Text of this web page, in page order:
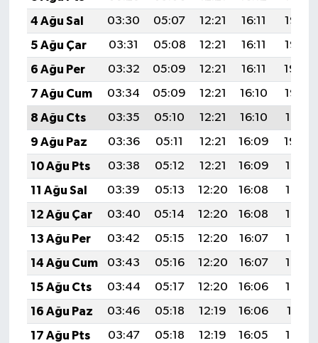
4 Ağu Sal
03:30 05:07 12:21 16:11
19:26
5 Ağu Çar
03:31 05:08 12:21 16:11
19:25
6 Ağu Per
03:32 05:09 12:21 16:11
19:24
7 Ağu Cum
03:34 05:09 12:21 16:10
19:22
8 Ağu Cts
03:35 05:10 12:21 16:10
19:21
9 Ağu Paz
03:36 05:11 12:21 16:09
19:20
10 Ağu Pts
03:38 05:12 12:21 16:09
19:19
11 Ağu Sal
03:39 05:13 12:20 16:08
19:18
12 Ağu Çar
03:40 05:14 12:20 16:08
19:17
13 Ağu Per
03:42 05:15 12:20 16:07
19:15
14 Ağu Cum
03:43 05:16 12:20 16:07
19:14
15 Ağu Cts
03:44 05:17 12:20 16:06
19:13
16 Ağu Paz
03:46 05:18 12:19 16:06
19:11
17 Ağu Pts
03:47 05:18 12:19 16:05
19:10